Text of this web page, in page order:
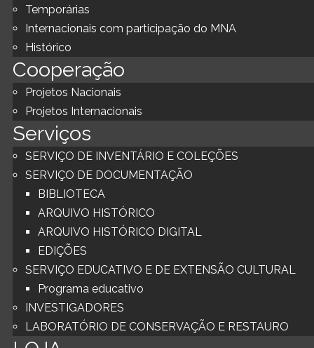
Temporárias
Internacionais com participação do MNA
Histórico
Cooperação
Projetos Nacionais
Projetos Internacionais
Serviços
SERVIÇO DE INVENTÁRIO E COLEÇÕES
SERVIÇO DE DOCUMENTAÇÃO
BIBLIOTECA
ARQUIVO HISTÓRICO
ARQUIVO HISTÓRICO DIGITAL
EDIÇÕES
SERVIÇO EDUCATIVO E DE EXTENSÃO CULTURAL
Programa educativo
INVESTIGADORES
LABORATÓRIO DE CONSERVAÇÃO E RESTAURO